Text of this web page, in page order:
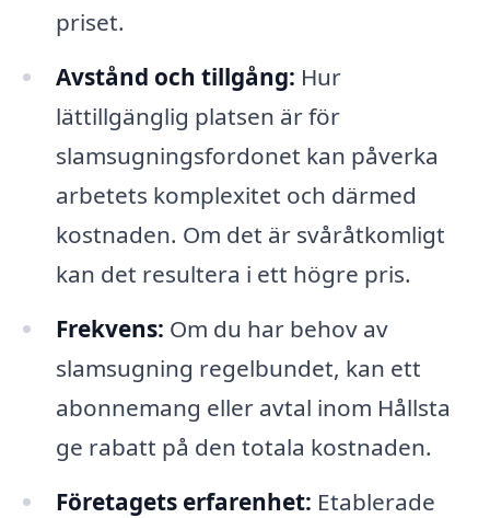
priset.
Avstånd och tillgång: Hur
lättillgänglig platsen är för
slamsugningsfordonet kan påverka
arbetets komplexitet och därmed
kostnaden. Om det är svåråtkomligt
kan det resultera i ett högre pris.
Frekvens: Om du har behov av
slamsugning regelbundet, kan ett
abonnemang eller avtal inom Hållsta
ge rabatt på den totala kostnaden.
Företagets erfarenhet: Etablerade